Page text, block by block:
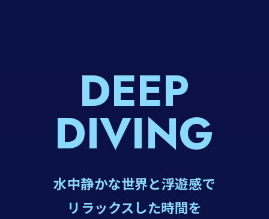
DEEP
DIVING
水中静かな世界と浮遊感で
リラックスした時間を